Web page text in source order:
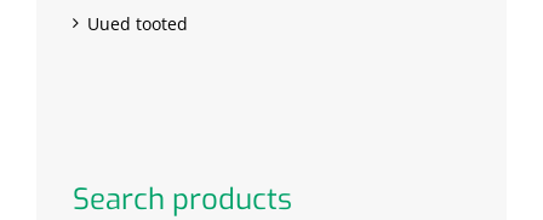
Uued tooted
Search products